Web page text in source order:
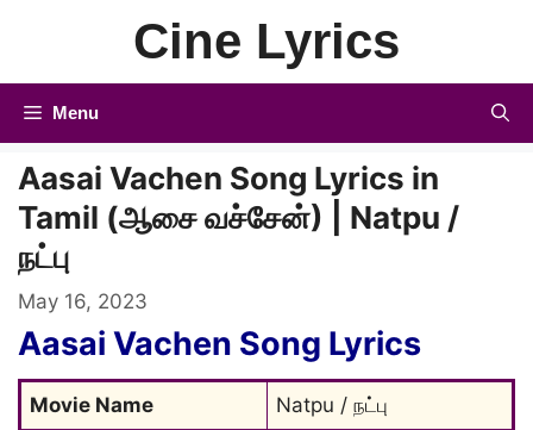
Cine Lyrics
Menu
Aasai Vachen Song Lyrics in
Tamil (ஆசை வச்சேன்) | Natpu /
நட்பு
May 16, 2023
Aasai Vachen Song Lyrics
Movie Name Natpu / நட்பு